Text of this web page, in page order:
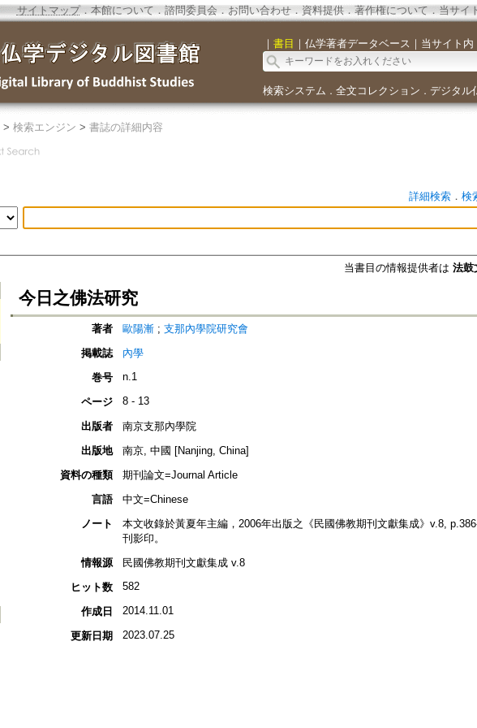
サイトマップ．本館について ． 諮問委員会． お問い合わせ． 資料提供． 著作権について．当サイ
｜ 書目 ｜ 仏学著者データベース ｜ 当サイト内
検索システム ． 全文コレクション ． デジタル
> 検索エンジン > 書誌の詳細内容
詳細検索． 検
当書目の情報提供者は 法
今日之佛法研究
著者 歐陽漸; 支那內學院研究會
掲載誌
內學
巻号
n.1
ページ 8 - 13
出版者
南京支那內學院
出版地
南京, 中國 [Nanjing, China]
資料の種類
期刊論文=Journal Article
言語
中文=Chinese
ノート
本文收錄於黃夏年主編，2006年出版之《民國佛教期刊文獻集成》v.8,
刊影印。
情報源
民國佛教期刊文獻集成 v.8
ヒット数
582
作成日 2014.11.01
更新日期 2023.07.25